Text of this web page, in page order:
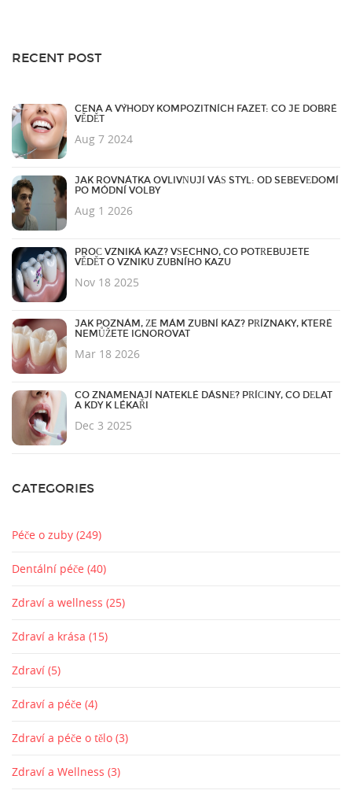
RECENT POST
CENA A VÝHODY KOMPOZITNÍCH FAZET: CO JE DOBRÉ
VĚDĚT
Aug 7 2024
JAK ROVNÁTKA OVLIVŇUJÍ VÁŠ STYL: OD SEBEVĚDOMÍ
PO MÓDNÍ VOLBY
Aug 1 2026
PROČ VZNIKÁ KAZ? VŠECHNO, CO POTŘEBUJETE
VĚDĚT O VZNIKU ZUBNÍHO KAZU
Nov 18 2025
JAK POZNÁM, ŽE MÁM ZUBNÍ KAZ? PŘÍZNAKY, KTERÉ
NEMŮŽETE IGNOROVAT
Mar 18 2026
CO ZNAMENAJÍ NATEKLÉ DÁSNĚ? PŘÍČINY, CO DĚLAT
A KDY K LÉKAŘI
Dec 3 2025
CATEGORIES
Péče o zuby (249)
Dentální péče (40)
Zdraví a wellness (25)
Zdraví a krása (15)
Zdraví (5)
Zdraví a péče (4)
Zdraví a péče o tělo (3)
Zdraví a Wellness (3)